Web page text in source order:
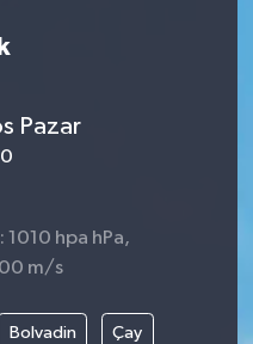
Pazar
1010 hpa hPa,
m/s
Bolvadin Çay